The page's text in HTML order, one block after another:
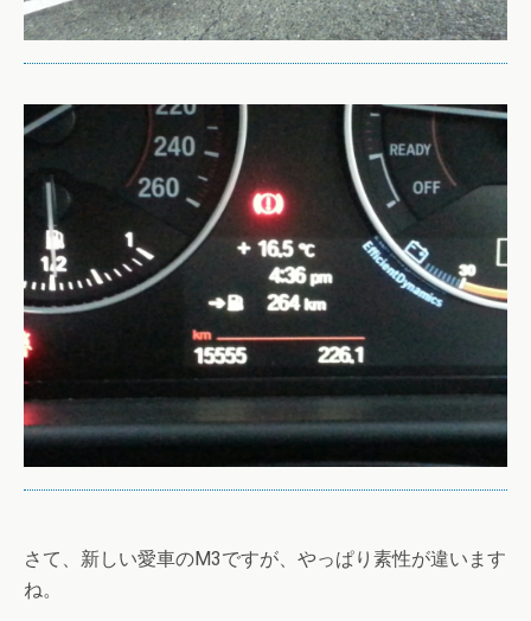
さて、新しい愛車のM3ですが、やっぱり素性が違います
ね。